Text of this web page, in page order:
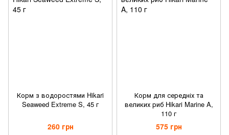
Корм з водоростями Hikari
Seaweed Extreme S, 45 г
260 грн
Корм для середніх та
великих риб Hikari Marine A,
110 г
575 грн